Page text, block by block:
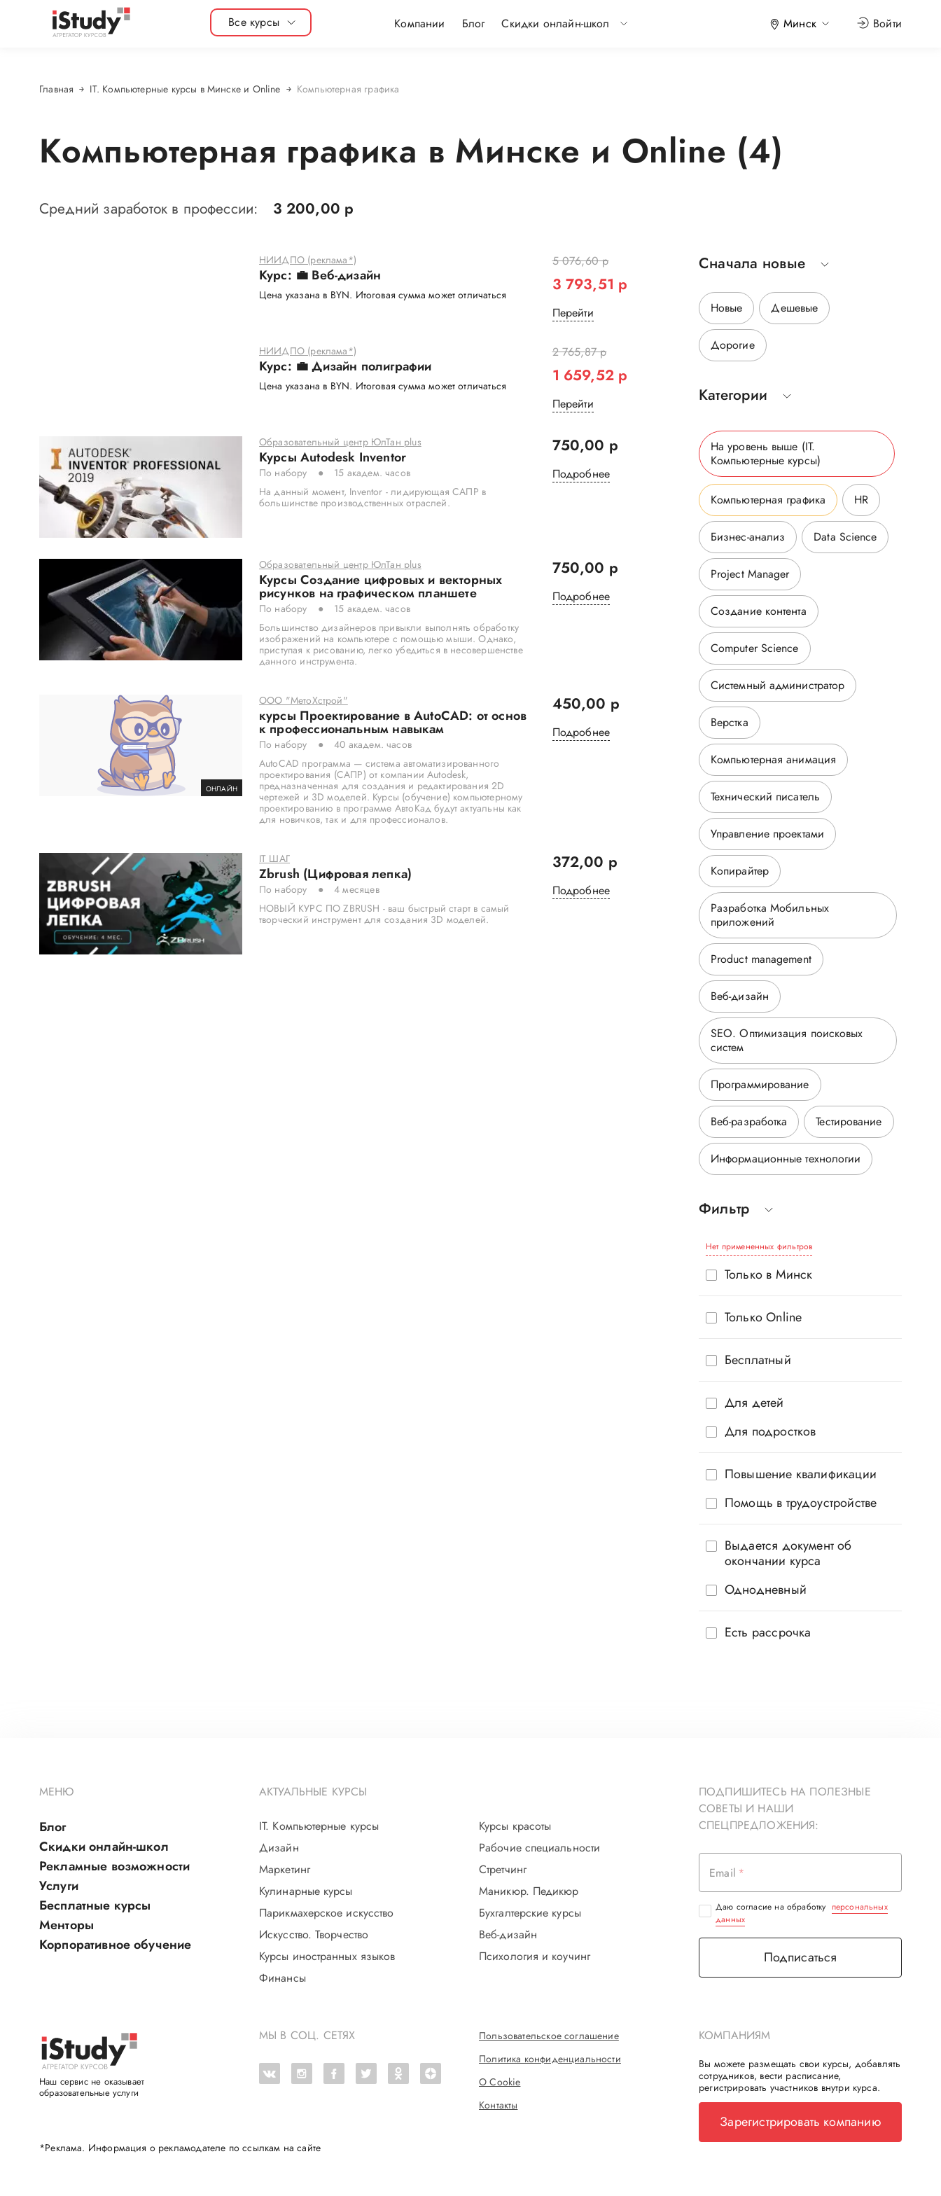
Все курсы Компании Блог Скидки онлайн-школ Минск Войти
Главная IT. Компьютерные курсы в Минске и Online Компьютерная графика
Компьютерная графика в Минске и Online (4)
Средний заработок в профессии: 3 200,00 р
НИИДПО (реклама*)
Курс: 💼 Веб-дизайн
Цена указана в BYN. Итоговая сумма может отличаться
5 076,60 р
3 793,51 р
Перейти
НИИДПО (реклама*)
Курс: 💼 Дизайн полиграфии
Цена указана в BYN. Итоговая сумма может отличаться
2 765,87 р
1 659,52 р
Перейти
Образовательный центр ЮлТан plus
Курсы Autodesk Inventor
По набору
15 академ. часов
На данный момент, Inventor - лидирующая САПР в
большинстве производственных отраслей.
750,00 р
Подробнее
Образовательный центр ЮлТан plus
Курсы Создание цифровых и векторных
рисунков на графическом планшете
По набору
15 академ. часов
Большинство дизайнеров привыкли выполнять обработку
изображений на компьютере с помощью мыши. Однако,
приступая к рисованию, легко убедиться в несовершенстве
данного инструмента.
750,00 р
Подробнее
ОНЛАЙН
ООО "МетоХстрой"
курсы Проектирование в AutoCAD: от основ
к профессиональным навыкам
По набору
40 академ. часов
AutoCAD программа — система автоматизированного
проектирования (САПР) от компании Autodesk,
предназначенная для создания и редактирования 2D
чертежей и 3D моделей. Курсы (обучение) компьютерному
проектированию в программе АвтоКад будут актуальны как
для новичков, так и для профессионалов.
450,00 р
Подробнее
IT ШАГ
Zbrush (Цифровая лепка)
По набору
4 месяцев
НОВЫЙ КУРС ПО ZBRUSH - ваш быстрый старт в самый
творческий инструмент для создания 3D моделей.
372,00 р
Подробнее
Сначала новые
Новые Дешевые
Дорогие
Категории
На уровень выше (IT.
Компьютерные курсы)
Компьютерная графика HR
Бизнес-анализ Data Science
Project Manager
Создание контента
Computer Science
Системный администратор
Верстка
Компьютерная анимация
Технический писатель
Управление проектами
Копирайтер
Разработка Мобильных
приложений
Product management
Веб-дизайн
SEO. Оптимизация поисковых
систем
Программирование
Веб-разработка Тестирование
Информационные технологии
Фильтр
Нет примененных фильтров
Только в Минск
Только Online
Бесплатный
Для детей
Для подростков
Повышение квалификации
Помощь в трудоустройстве
Выдается документ об
окончании курса
Однодневный
Есть рассрочка
МЕНЮ
Блог
Скидки онлайн-школ
Рекламные возможности
Услуги
Бесплатные курсы
Менторы
Корпоративное обучение
АКТУАЛЬНЫЕ КУРСЫ
IT. Компьютерные курсы
Курсы красоты
Дизайн
Рабочие специальности
Маркетинг
Стретчинг
Кулинарные курсы
Маникюр. Педикюр
Парикмахерское искусство
Бухгалтерские курсы
Искусство. Творчество
Веб-дизайн
Курсы иностранных языков
Психология и коучинг
Финансы
Наш сервис не оказывает
образовательные услуги
МЫ В СОЦ. СЕТЯХ
Пользовательское соглашение
Политика конфиденциальности
О Cookie
Контакты
КОМПАНИЯМ
Вы можете размещать свои курсы, добавлять
сотрудников, вести расписание,
регистрировать участников внутри курса.
Зарегистрировать компанию
ПОДПИШИТЕСЬ НА ПОЛЕЗНЫЕ
СОВЕТЫ И НАШИ
СПЕЦПРЕДЛОЖЕНИЯ:
Email
Даю согласие на обработку персональных
данных
Подписаться
*Реклама. Информация о рекламодателе по ссылкам на сайте